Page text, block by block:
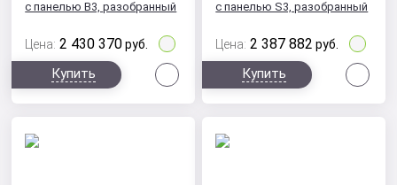
с панелью B3, разобранный
Цена: 2 430 370 руб.
Купить
с панелью S3, разобранный
Цена: 2 387 882 руб.
Купить